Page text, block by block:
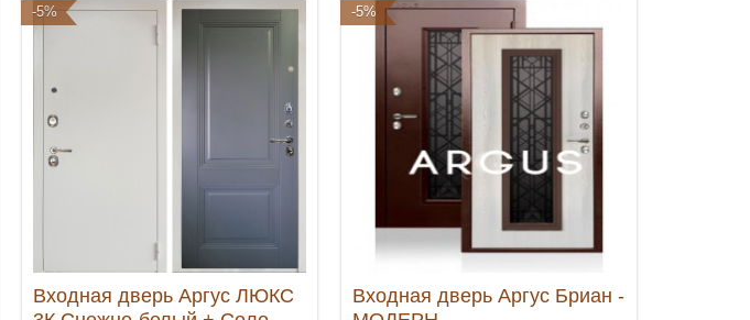
-5%
Входная дверь Аргус ЛЮКС
-5%
Входная дверь Аргус Бриан -